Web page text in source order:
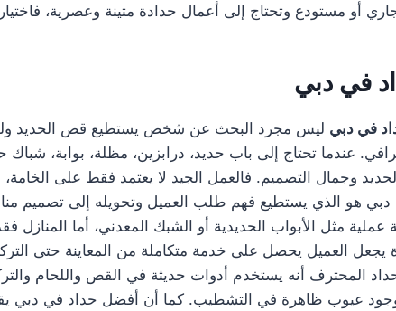
أو مستودع وتحتاج إلى أعمال حدادة متينة وعصرية،
في دبي
في دبي ليس مجرد البحث عن شخص يستطيع قص الحديد
عندما تحتاج إلى باب حديد، درابزين، مظلة، بوابة، شباك
وجمال التصميم. فالعمل الجيد لا يعتمد فقط على
هو الذي يستطيع فهم طلب العميل وتحويله إلى تصميم
مثل الأبواب الحديدية أو الشبك المعدني، أما
يجعل العميل يحصل على خدمة متكاملة من المعاينة حتى
المحترف أنه يستخدم أدوات حديثة في القص واللحام
وجود عيوب ظاهرة في التشطيب. كما أن أفضل حداد في دبي